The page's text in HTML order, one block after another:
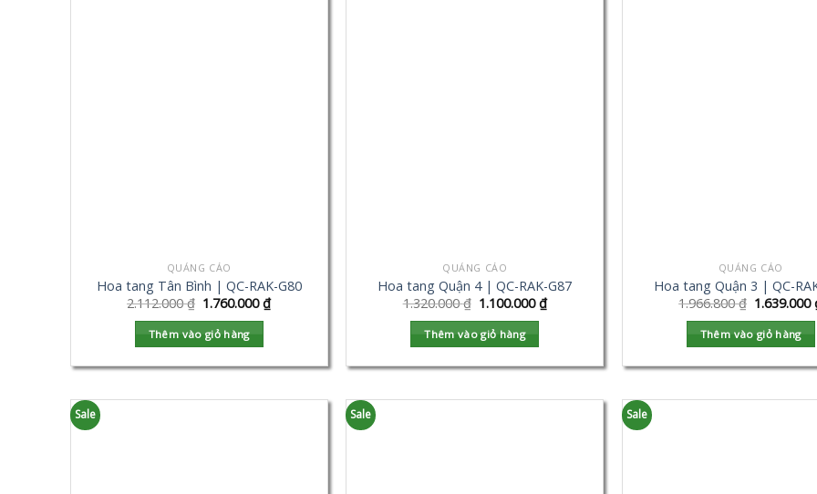
QUẢNG CÁO
Hoa tang Tân Bình | QC-RAK-G80
2.112.000₫ 1.760.000₫
Thêm vào giỏ hàng
QUẢNG CÁO
Hoa tang Quận 4 | QC-RAK-G87
1.320.000₫ 1.100.000₫
Thêm vào giỏ hàng
QUẢNG CÁO
Hoa tang Quận 3 | QC-
1.966.800₫ 1.639.000
Thêm vào giỏ hàng
Sale Sale Sale